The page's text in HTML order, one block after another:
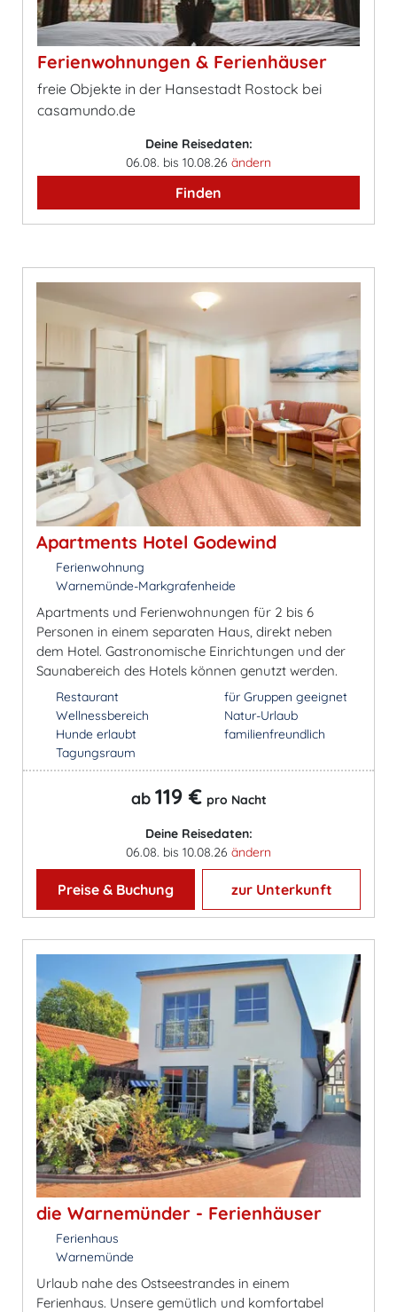
Ferienwohnungen & Ferienhäuser
freie Objekte in der Hansestadt Rostock bei
casamundo.de
Deine Reisedaten:
06.08. bis 10.08.26 ändern
Finden
Apartments Hotel Godewind
Ferienwohnung
Warnemünde-Markgrafenheide
Apartments und Ferienwohnungen für 2 bis 6
Personen in einem separaten Haus, direkt neben
dem Hotel. Gastronomische Einrichtungen und der
Saunabereich des Hotels können genutzt werden.
Restaurant
Wellnessbereich
Hunde erlaubt
Tagungsraum
für Gruppen geeignet
Natur-Urlaub
familienfreundlich
ab 119 € pro Nacht
Deine Reisedaten:
06.08. bis 10.08.26 ändern
Preise & Buchung zur Unterkunft
die Warnemünder - Ferienhäuser
Ferienhaus
Warnemünde
Urlaub nahe des Ostseestrandes in einem
Ferienhaus. Unsere gemütlich und komfortabel